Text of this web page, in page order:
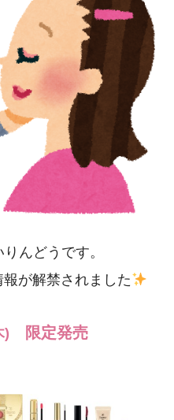
んどうです。
が解禁されました
) 限定発売